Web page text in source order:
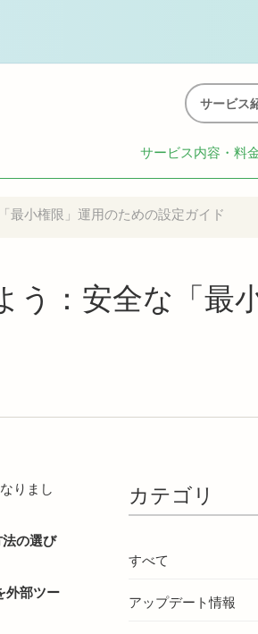
サービス
サービス内容・料
最小権限」運用のための設定ガイド
：安全な「最
りまし
の選び
外部ツー
カテゴリ
すべて
アップデート情報